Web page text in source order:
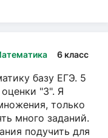
6 класс
базу ЕГЭ. 5
"3". Я
только
много заданий.
подучить для